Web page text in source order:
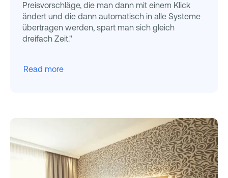
Preisvorschläge, die man dann mit einem Klick
ändert und die dann automatisch in alle Systeme
übertragen werden, spart man sich gleich
dreifach Zeit."
Read more